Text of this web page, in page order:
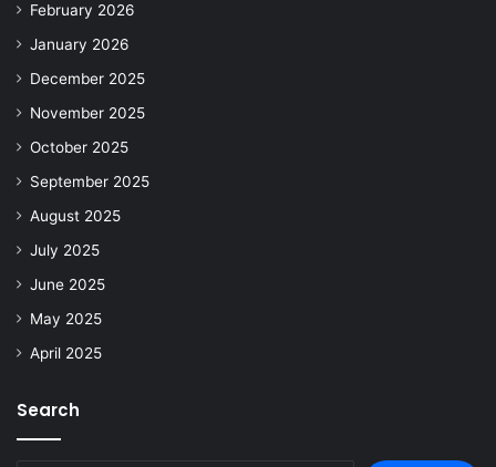
February 2026
January 2026
December 2025
November 2025
October 2025
September 2025
August 2025
July 2025
June 2025
May 2025
April 2025
Search